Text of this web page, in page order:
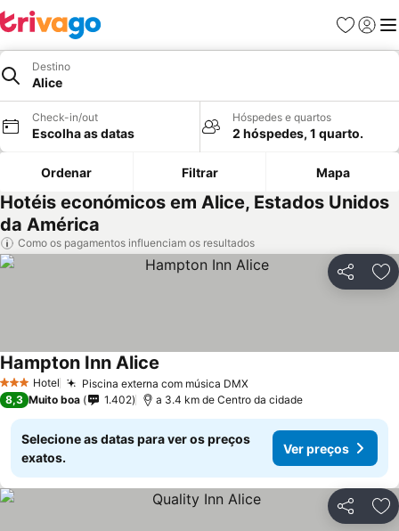
Favoritos
Iniciar
Destino
Alice
Check-in/out
Escolha as datas
Hóspedes e quartos
2 hóspedes, 1 quarto.
Ordenar Filtrar Mapa
Hotéis económicos em Alice, Estados Unidos
da América
Como os pagamentos influenciam os resultados
Partilhar
3 EstrelasHotel Piscina externa com música DMXVer preços
Hampton Inn Alice
8,3 Muito boa 1.402 a 3.4 km de Centro da cidade
Selecione as datas para ver os preços
exatos.
Ver preços
Partilhar